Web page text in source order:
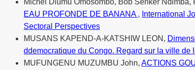
EAU PROFONDE DE BANANA , International
Sectoral Perspectives
MUSANS KAPEND-A-KATSHIW LEON,
ddemocratique du Congo. Regard sur la ville de
MUFUNGENU MUZUMBU John, ACTIONS